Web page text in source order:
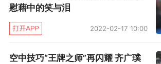
到底是什么让中国队集结全明
金牌擦肩？澳洲电视台发出“贾宗
慰藉中的笑与泪
2022-02-17 10:00
空中技巧“王牌之师”再闪耀 齐广璞